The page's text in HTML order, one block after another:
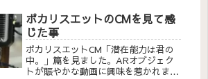
ポカリスエットのCMを見て感
じた事
ポカリスエットCM「潜在能力は君の
中。」篇を見ました。ARオブジェク
トが賑やかな動画に興味を惹かれまし